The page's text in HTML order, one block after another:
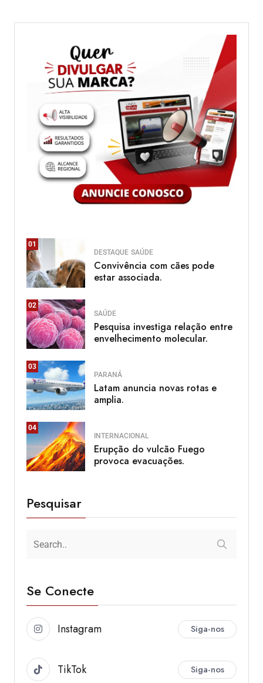
01
DESTAQUE SAÚDE
Convivência com cães pode
estar associada.
02
SAÚDE
Pesquisa investiga relação entre
envelhecimento molecular.
03
PARANÁ
Latam anuncia novas rotas e
amplia.
04
INTERNACIONAL
Erupção do vulcão Fuego
provoca evacuações.
Pesquisar
Se Conecte
Instagram Siga-nos
TikTok Siga-nos